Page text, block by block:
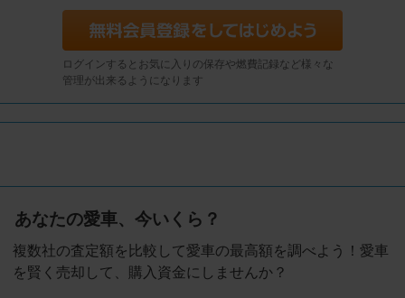
ログインするとお気に入りの保存や燃費記録など様々な
管理が出来るようになります
あなたの愛車、今いくら？
複数社の査定額を比較して愛車の最高額を調べよう！愛車
を賢く売却して、購入資金にしませんか？